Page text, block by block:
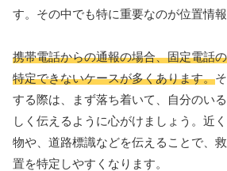
す。その中でも特に重要なのが位置情報
携帯電話からの通報の場合、固定電話
特定できないケースが多くあります。
する際は、まず落ち着いて、自分のい
しく伝えるように心がけましょう。近
物や、道路標識などを伝えることで、
置を特定しやすくなります。